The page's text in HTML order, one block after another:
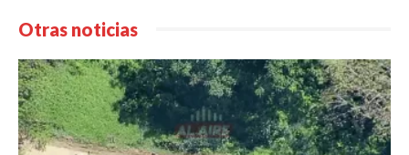
Otras noticias